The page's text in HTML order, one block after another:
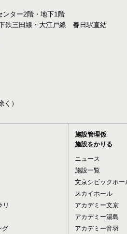
ンター2階・地下1階
鉄三田線・大江戸線 春日駅直結
）
リ
グ
施設管理係
施設をかりる
ニュース
施設一覧
文京シビックホー
スカイホール
アカデミー文京
アカデミー湯島
アカデミー音羽